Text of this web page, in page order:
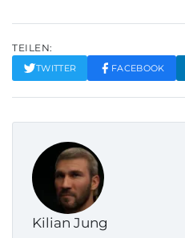
TEILEN:
TWITTER FACEBOOK
Kilian Jung